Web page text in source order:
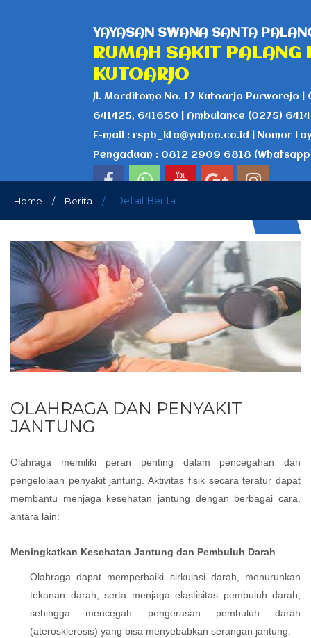
YAYASAN SWANA SANTA
RUMAH SAKIT PALANG
KUTOARJO
Jl. Marditomo No. 17 Kutoarjo Purworejo |
641425, 641650 | Ambulance (0275)
E-mail : rspb_kta@yahoo.co.id | Nomor
Pengaduan : 0812 2909 6818
Home / Berita / Detail Berita
OLAHRAGA DAN PENYAKIT
JANTUNG
Olahraga memiliki peran penting dalam pencegahan dan
pengelolaan penyakit jantung. Aktivitas fisik secara teratur dapat
membantu menjaga kesehatan jantung dengan berbagai cara,
antara lain:
Meningkatkan Kesehatan Jantung dan Pembuluh Darah
Olahraga dapat memperbaiki sirkulasi darah, menurunkan
tekanan darah, serta menjaga elastisitas pembuluh darah,
sehingga mencegah pengerasan pembuluh darah
(aterosklerosis) yang bisa menyebabkan serangan jantung.